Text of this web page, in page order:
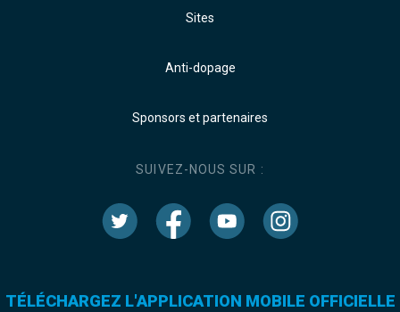
Sites
Anti-dopage
Sponsors et partenaires
SUIVEZ-NOUS SUR :
TÉLÉCHARGEZ L'APPLICATION MOBILE OFFICIELLE